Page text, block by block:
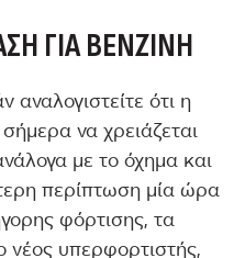
ΓΙΑ ΒΕΝΖΊΝΗ
αναλογιστείτε ότι η
να χρειάζεται
με το όχημα και
περίπτωση μία ώρα
φόρτισης, τα
νέος υπερφορτιστής,